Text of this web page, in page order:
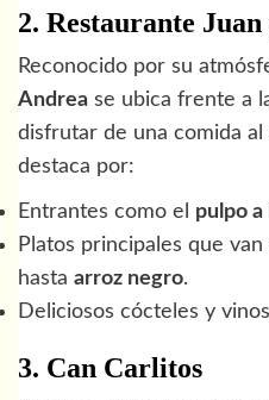
2. Restaurante
Reconocido por su
Andrea se ubica frente a
disfrutar de una comida
destaca por:
Entrantes como el pulpo a
Platos principales que van
hasta arroz negro.
Deliciosos cócteles y
3. Can Carlitos